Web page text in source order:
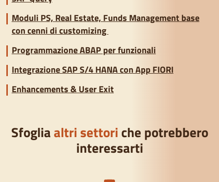
Moduli PS, Real Estate, Funds Management base
con cenni di customizing
Programmazione ABAP per funzionali
Integrazione SAP S/4 HANA con App FIORI
Enhancements & User Exit
Sfogliaaltri settoriche potrebbero
interessarti